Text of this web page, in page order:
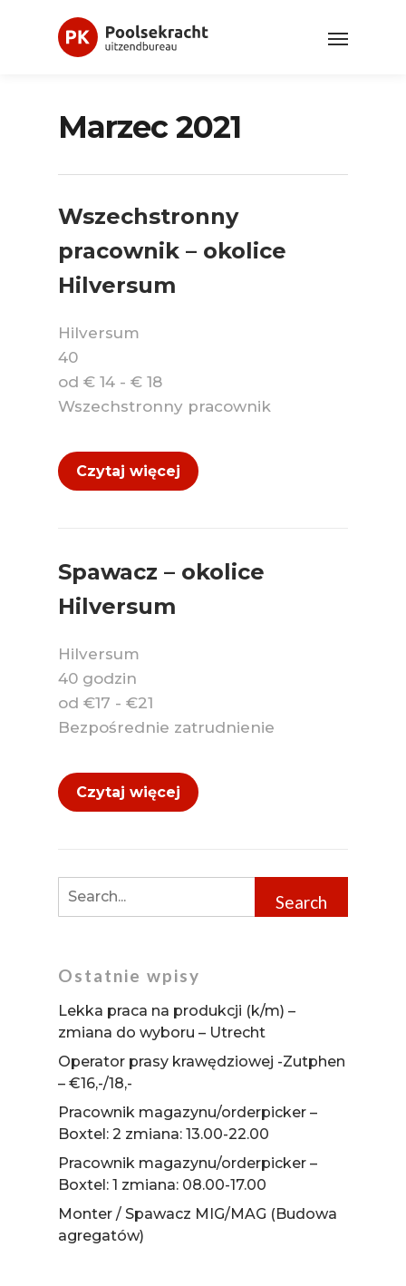
Marzec 2021
Wszechstronny
pracownik – okolice
Hilversum
Hilversum
40
od € 14 - € 18
Wszechstronny pracownik
Czytaj więcej
Spawacz – okolice
Hilversum
Hilversum
40 godzin
od €17 - €21
Bezpośrednie zatrudnienie
Czytaj więcej
Ostatnie wpisy
Lekka praca na produkcji (k/m) –
zmiana do wyboru – Utrecht
Operator prasy krawędziowej -Zutphen
– €16,-/18,-
Pracownik magazynu/orderpicker –
Boxtel: 2 zmiana: 13.00-22.00
Pracownik magazynu/orderpicker –
Boxtel: 1 zmiana: 08.00-17.00
Monter / Spawacz MIG/MAG (Budowa
agregatów)